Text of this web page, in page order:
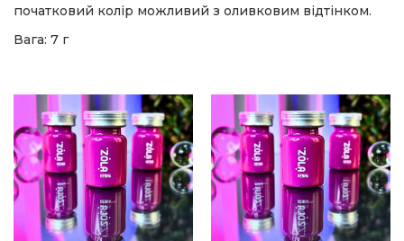
початковий колір можливий з оливковим відтінком.
Вага: 7 г